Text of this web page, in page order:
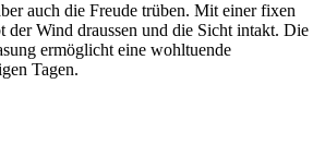
auch die Freude trüben. Mit einer fixen
der Wind draussen und die Sicht intakt. Die
ermöglicht eine wohltuende
Tagen.